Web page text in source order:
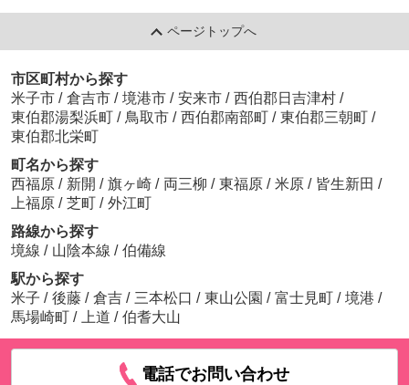
ページトップへ
市区町村から探す
米子市 / 倉吉市 / 境港市 / 安来市 / 西伯郡日吉津村 /
東伯郡湯梨浜町 / 鳥取市 / 西伯郡南部町 / 東伯郡三朝町 /
東伯郡北栄町
町名から探す
西福原 / 新開 / 旗ヶ崎 / 両三柳 / 東福原 / 米原 / 皆生新田 /
上福原 / 芝町 / 外江町
路線から探す
境線 / 山陰本線 / 伯備線
駅から探す
米子 / 後藤 / 倉吉 / 三本松口 / 東山公園 / 富士見町 / 境港 /
馬場崎町 / 上道 / 伯耆大山
電話でお問い合わせ